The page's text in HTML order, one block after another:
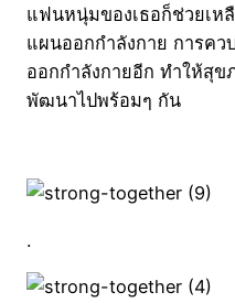
แฟนหนุ่มของเธอก็ช่วยเห
แผนออกกำลังกาย การคว
ออกกำลังกายอีก ทำให้สุข
พัฒนาไปพร้อมๆ กัน
.